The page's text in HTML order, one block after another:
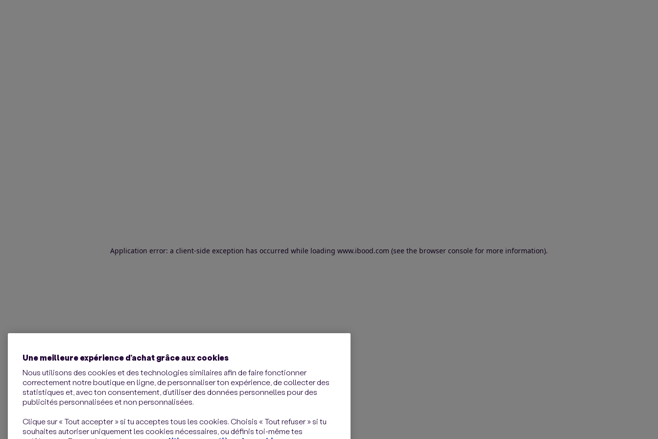
Application error: a client-side exception has occurred while loading www.ibood.com (see the browser console for more information).
Une meilleure expérience d’achat grâce aux cookies
Nous utilisons des cookies et des technologies similaires afin de faire fonctionner
correctement notre boutique en ligne, de personnaliser ton expérience, de collecter des
statistiques et, avec ton consentement, d’utiliser des données personnelles pour des
publicités personnalisées et non personnalisées.
Clique sur « Tout accepter » si tu acceptes tous les cookies. Choisis « Tout refuser » si tu
souhaites autoriser uniquement les cookies nécessaires, ou définis toi-même tes